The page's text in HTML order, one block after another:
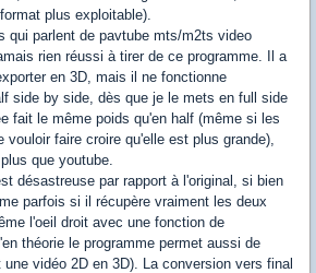
plus exploitable).
qui parlent de pavtube mts/m2ts video
rien réussi à tirer de ce programme. Il a
en 3D, mais il ne fonctionne
side by side, dès que je le mets en full side
fait le même poids qu'en half (même si les
vouloir faire croire qu'elle est plus grande),
que youtube.
désastreuse par rapport à l'original, si bien
parfois si il récupère vraiment les deux
l'oeil droit avec une fonction de
théorie le programme permet aussi de
vidéo 2D en 3D). La conversion vers final